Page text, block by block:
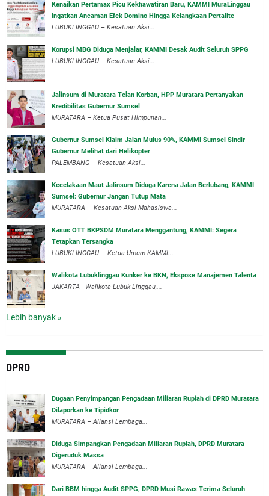
‎Kenaikan Pertamax Picu Kekhawatiran Baru, KAMMI MuraLinggau
Ingatkan Ancaman Efek Domino Hingga Kelangkaan Pertalite
‎LUBUKLINGGAU – Kesatuan Aksi...
Korupsi MBG Diduga Menjalar, KAMMI Desak Audit Seluruh SPPG
‎LUBUKLINGGAU – Kesatuan Aksi...
‎Jalinsum di Muratara Telan Korban, HPP Muratara Pertanyakan
Kredibilitas Gubernur Sumsel
MURATARA – Ketua Pusat Himpunan...
‎Gubernur Sumsel Klaim Jalan Mulus 90%, KAMMI Sumsel Sindir
Gubernur Melihat dari Helikopter
‎PALEMBANG — Kesatuan Aksi...
‎Kecelakaan Maut Jalinsum Diduga Karena Jalan Berlubang, KAMMI
Sumsel: Gubernur Jangan Tutup Mata
‎MURATARA — Kesatuan Aksi Mahasiswa...
‎Kasus OTT BKPSDM Muratara Menggantung, KAMMI: Segera
Tetapkan Tersangka
‎LUBUKLINGGAU — Ketua Umum KAMMI...
Walikota Lubuklinggau Kunker ke BKN, Ekspose Manajemen Talenta
JAKARTA - Walikota Lubuk Linggau,...
Lebih banyak »
DPRD
‎Dugaan Penyimpangan Pengadaan Miliaran Rupiah di DPRD Muratara
Dilaporkan ke Tipidkor
‎MURATARA – Aliansi Lembaga...
Diduga Simpangkan Pengadaan Miliaran Rupiah, DPRD Muratara
Digeruduk Massa
‎MURATARA – Aliansi Lembaga...
Dari BBM hingga Audit SPPG, DPRD Musi Rawas Terima Seluruh